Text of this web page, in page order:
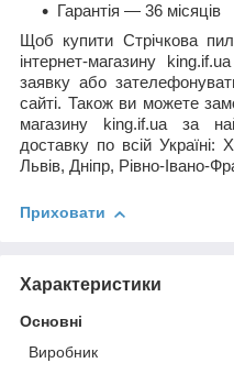
Гарантія — 36 місяців
Щоб купити Стрічкова
інтернет-магазину
заявку або
сайті. Також ви можете
магазину king.if.ua за
доставку по всій Україні:
Львів, Дніпр, Рівно-Івано-
Приховати
Характеристики
Основні
Виробник